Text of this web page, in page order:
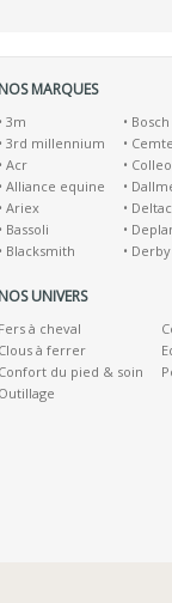
NOS MARQUES
• 3m
• 3rd millennium
• Acr
• Alliance equine
• Ariex
• Bassoli
• Blacksmith
• Bosch
•
•
•
•
•
• Derby
NOS UNIVERS
Fers à cheval
Clous à ferrer
Confort du pied & soin
Outillage